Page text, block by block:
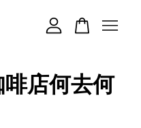
店何去何